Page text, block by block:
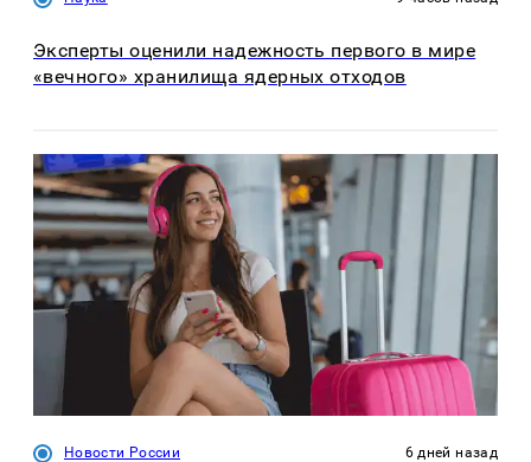
Эксперты оценили надежность первого в мире
«вечного» хранилища ядерных отходов
Новости России 6 дней назад